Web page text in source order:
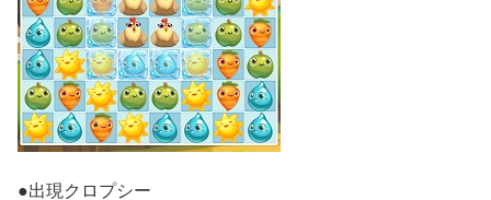
●出現クロプシー